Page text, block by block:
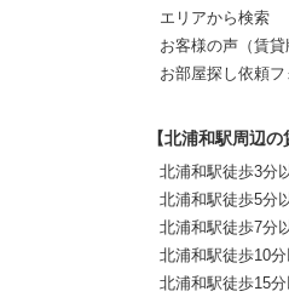
エリアから検索
お客様の声（賃貸
お部屋探し依頼フ
【北浦和駅周辺の
北浦和駅徒歩3分
北浦和駅徒歩5分
北浦和駅徒歩7分
北浦和駅徒歩10分
北浦和駅徒歩15分